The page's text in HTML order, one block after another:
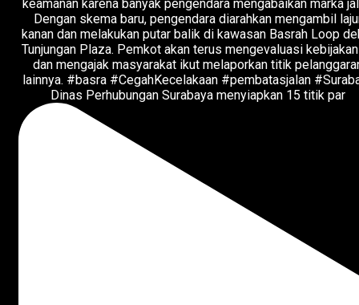
Dinas Perhubungan Surabaya menyiapkan 15 titik par